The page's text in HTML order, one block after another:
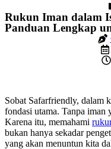
Rukun Iman dalam
Panduan Lengkap
Sobat Safarfriendly, dalam
fondasi utama. Tanpa iman
Karena itu, memahami
bukan hanya sekadar
yang akan menuntun kita